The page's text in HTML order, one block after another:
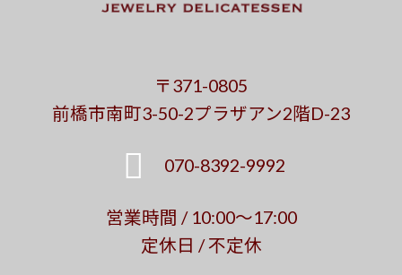
〒371-0805
前橋市南町3-50-2プラザアン2階D-23
070-8392-9992
営業時間 / 10:00～17:00
定休日 / 不定休